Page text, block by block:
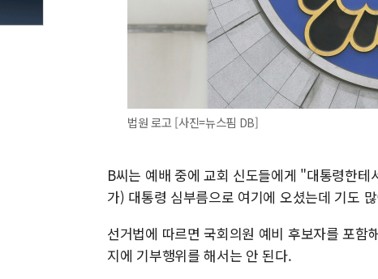
법원 로고 [사진=뉴스핌 DB]
B씨는 예배 중에 교회 신도들에게 "대통령한
가) 대통령 심부름으로 여기에 오셨는데 기도
선거법에 따르면 국회의원 예비 후보자를 포
지에 기부행위를 해서는 안 된다.